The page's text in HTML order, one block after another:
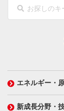
エネルギー・
新成長分野・